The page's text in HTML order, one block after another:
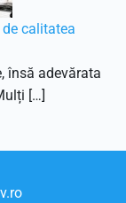
calitatea
însă adevărata
[…]